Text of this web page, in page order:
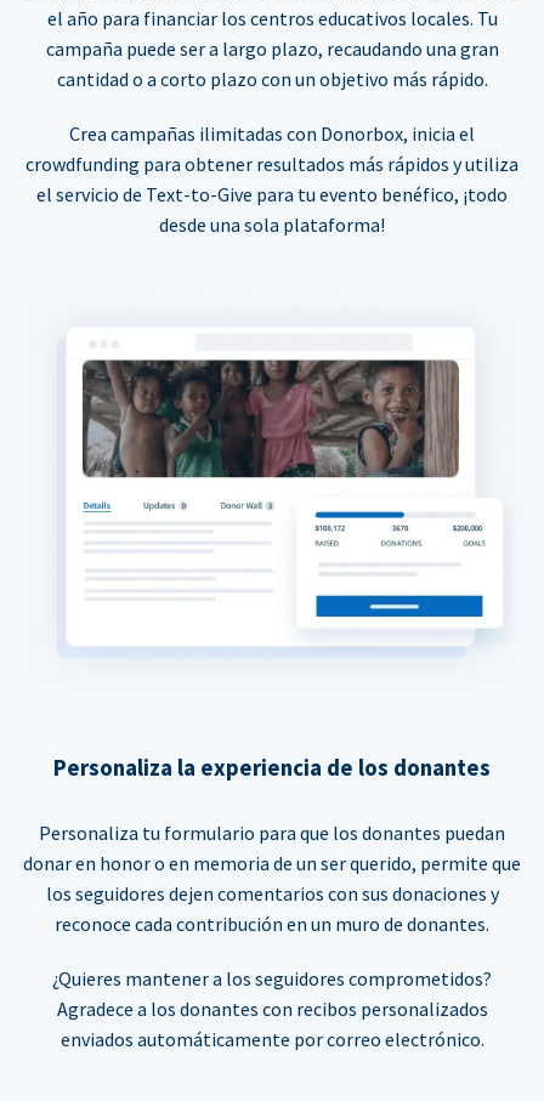
el año para financiar los centros educativos locales. Tu
campaña puede ser a largo plazo, recaudando una gran
cantidad o a corto plazo con un objetivo más rápido.
Crea campañas ilimitadas con Donorbox, inicia el
crowdfunding para obtener resultados más rápidos y utiliza
el servicio de Text-to-Give para tu evento benéfico, ¡todo
desde una sola plataforma!
Personaliza la experiencia de los donantes
Personaliza tu formulario para que los donantes puedan
donar en honor o en memoria de un ser querido, permite que
los seguidores dejen comentarios con sus donaciones y
reconoce cada contribución en un muro de donantes.
¿Quieres mantener a los seguidores comprometidos?
Agradece a los donantes con recibos personalizados
enviados automáticamente por correo electrónico.